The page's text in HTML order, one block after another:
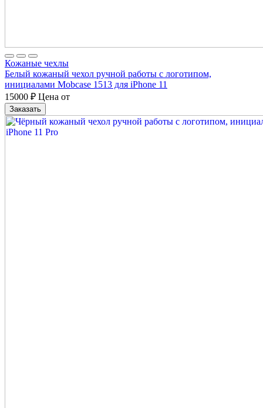
Кожаные чехлы
Белый кожаный чехол ручной работы с логотипом,
инициалами Mobcase 1513 для iPhone 11
15000 ₽ Цена от
Заказать